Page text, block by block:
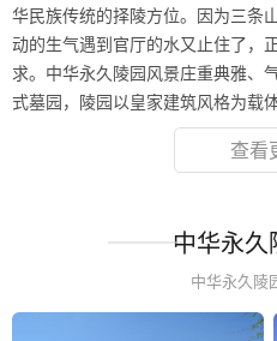
华民族传统的择陵方位。因为三条
动的生气遇到官厅的水又止住了，
求。中华永久陵园风景庄重典雅、
式墓园，陵园以皇家建筑风格为载
查看
中华永久
中华永久陵